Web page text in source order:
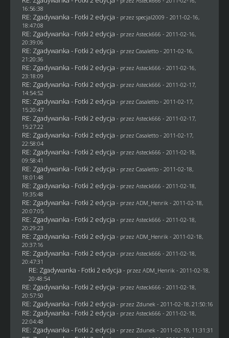
16:56:38
RE: Zgadywanka - Fotki 2 edycja - przez specjal2009 - 2011-02-16,
18:47:08
RE: Zgadywanka - Fotki 2 edycja - przez Asteck666 - 2011-02-16,
20:39:06
RE: Zgadywanka - Fotki 2 edycja - przez Casaletto- 2011-02-16,
21:20:36
RE: Zgadywanka - Fotki 2 edycja - przez Asteck666 - 2011-02-16,
23:18:09
RE: Zgadywanka - Fotki 2 edycja - przez Asteck666 - 2011-02-17,
14:54:52
RE: Zgadywanka - Fotki 2 edycja - przez Casaletto- 2011-02-17,
15:20:47
RE: Zgadywanka - Fotki 2 edycja - przez Asteck666 - 2011-02-17,
15:27:22
RE: Zgadywanka - Fotki 2 edycja - przez Casaletto- 2011-02-17,
22:58:04
RE: Zgadywanka - Fotki 2 edycja - przez Asteck666 - 2011-02-18,
09:58:41
RE: Zgadywanka - Fotki 2 edycja - przez Casaletto- 2011-02-18,
18:01:48
RE: Zgadywanka - Fotki 2 edycja - przez Asteck666 - 2011-02-18,
19:35:48
RE: Zgadywanka - Fotki 2 edycja - przez ADM_Henrik - 2011-02-18,
20:07:05
RE: Zgadywanka - Fotki 2 edycja - przez Asteck666 - 2011-02-18,
20:29:23
RE: Zgadywanka - Fotki 2 edycja - przez ADM_Henrik - 2011-02-18,
20:37:16
RE: Zgadywanka - Fotki 2 edycja - przez Asteck666 - 2011-02-18,
20:47:31
RE: Zgadywanka - Fotki 2 edycja - przez ADM_Henrik - 2011-02-18,
20:48:54
RE: Zgadywanka - Fotki 2 edycja - przez Asteck666 - 2011-02-18,
20:57:50
RE: Zgadywanka - Fotki 2 edycja - przez Zdunek - 2011-02-18, 21:50:16
RE: Zgadywanka - Fotki 2 edycja - przez Asteck666 - 2011-02-18,
22:04:48
RE: Zgadywanka - Fotki 2 edycja - przez Zdunek - 2011-02-19, 11:31:31